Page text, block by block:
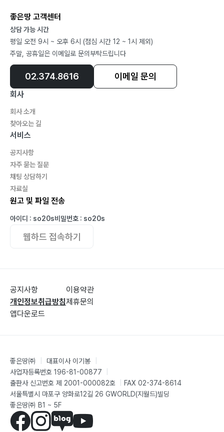
RAINBOW RICE CAKE … 133
TO OUR CHILDREN … 135
ALASKA WILDERNESS … 137
AUTUMN PERSIMMON … 139
BEFORE IT IS TOO LATE … 141
SEARCHING FOR MEANING … 143
제4부 교육 칼럼
1. 사이버 왕따와 자신감 상실 … 146
3. 왜 청소년들은 도움이 필요한가? … 153
4. 조기유학 자유화 … 156
5. 개학과 학부모의 책임의식 … 160
6. 두 개의 상담 케이스 … 165
Case1) 장기결석 … 165
7. 판단능력을 키워 줄 수 있는 여름방학 … 169
10. 어린이와 그 어머니들에게도 희망을 … 182
11. 이민 가정의 진정한 자녀 사랑 … 186
12. 어느 대학보다 어떤 사회인으로 키우느냐가 더 중요
1. 은퇴 생활과 나의 소망 … 200
2. 중남미 선교 기행문 … 207
3. 중국 의료선교지 방문기 … 212
좋은땅 고객센터
상담 가능 시간
평일 오전 9시 ~ 오후 6시 (점심 시간 12 ~ 1시 제외)
주말, 공휴일은 이메일로 문의부탁드립니다
02.374.8616 이메일 문의
회사
회사 소개
찾아오는 길
서비스
공지사항
자주 묻는 질문
채팅 상담하기
자료실
원고 및 파일 전송
아이디 : so20s비밀번호 : so20s
웹하드 접속하기
공지사항
개인정보취급방침
앱다운로드
이용약관
제휴문의
좋은땅㈜ 대표이사 이기봉
사업자등록번호 196-81-00877
출판사 신고번호 제 2001-000082호
FAX 02-374-8614
서울특별시 마포구 양화로12길 26 GWORLD(지월드)빌딩
좋은땅㈜ B1 ~ 5F